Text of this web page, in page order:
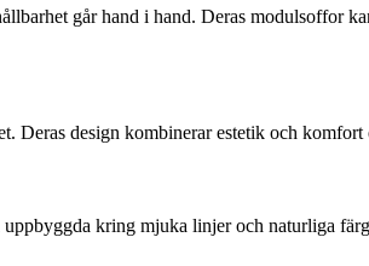
går hand i hand. Deras modulsoffor
design kombinerar estetik och
kring mjuka linjer och naturliga